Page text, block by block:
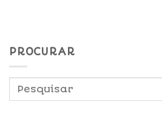
PROCURAR